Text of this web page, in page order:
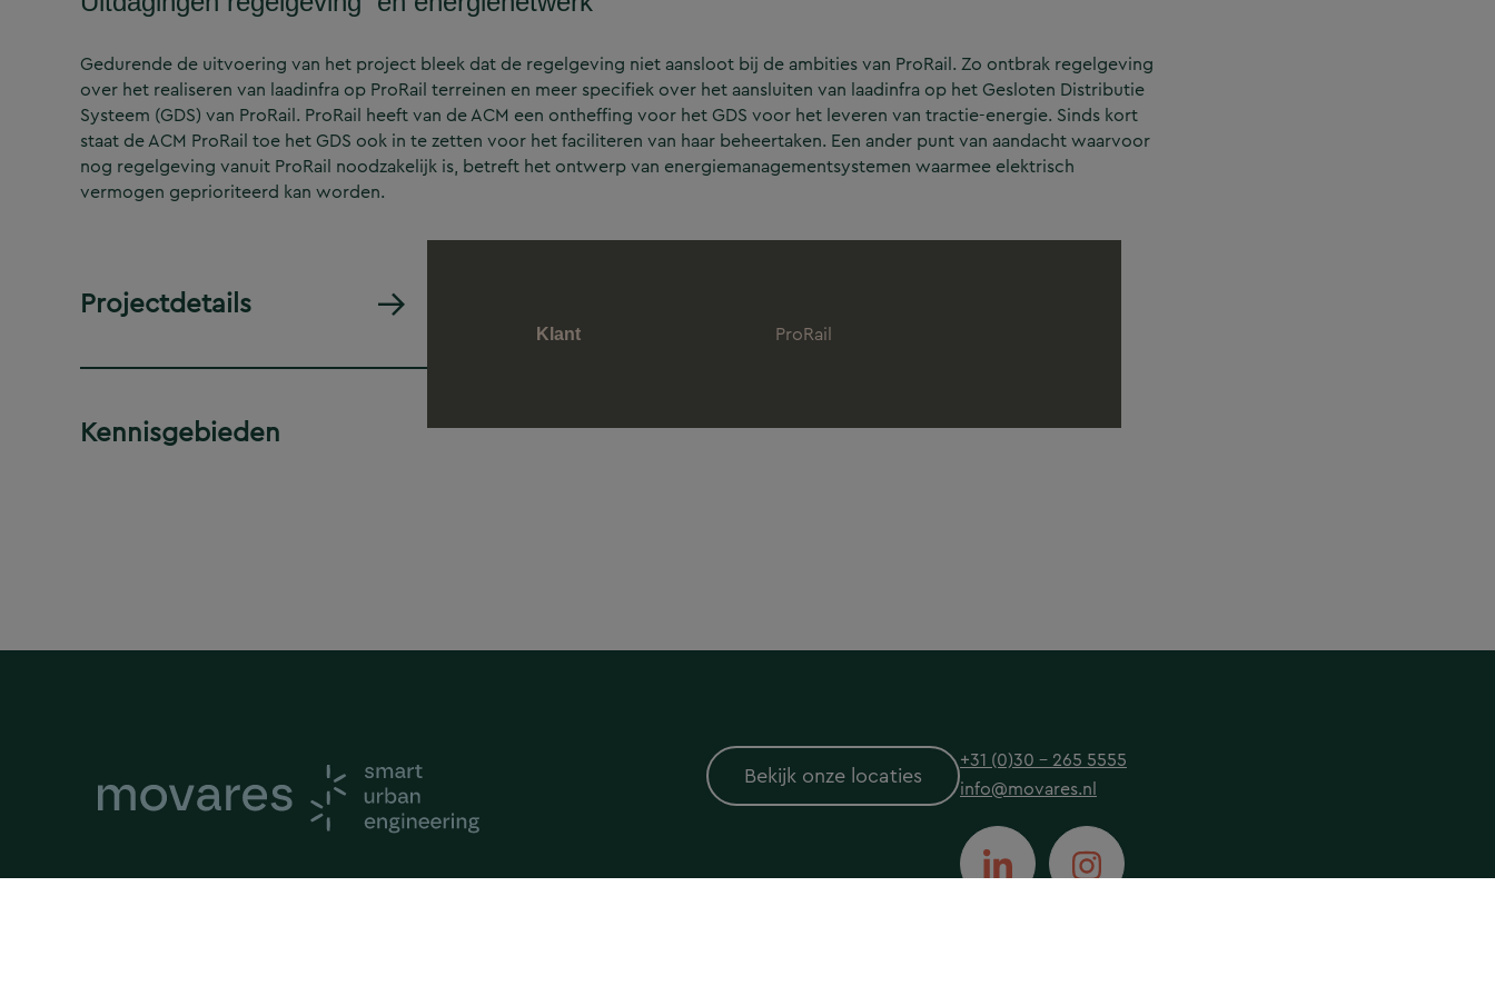
Gedurende de uitvoering van het project bleek dat de regelgeving niet aansloot bij de ambities van ProRail. Zo ontbrak regelgeving
over het realiseren van laadinfra op ProRail terreinen en meer specifiek over het aansluiten van laadinfra op het Gesloten Distributie
Systeem (GDS) van ProRail. ProRail heeft van de ACM een ontheffing voor het GDS voor het leveren van tractie-energie. Sinds kort
staat de ACM ProRail toe het GDS ook in te zetten voor het faciliteren van haar beheertaken. Een ander punt van aandacht waarvoor
nog regelgeving vanuit ProRail noodzakelijk is, betreft het ontwerp van energiemanagementsystemen waarmee elektrisch
vermogen geprioriteerd kan worden.
Projectdetails
Kennisgebieden
Klant ProRail
Bekijk onze locaties
+31 (0)30 - 265 5555
info@movares.nl